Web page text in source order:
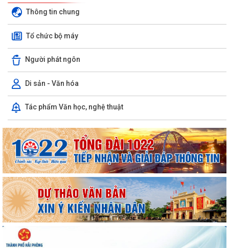
Thông tin chung
Tổ chức bộ máy
Người phát ngôn
Di sản - Văn hóa
Tác phẩm Văn học, nghệ thuật
Ủy ban nhân dân xã Tiên Minh tổ chức thu mua đuôi chuột của nhân
dân nhằm khuyến khích phong trào...
100% hộ dân đồng thuận nhận hỗ trợ giải phóng mặt bằng, Tiên Minh
sẵn sàng khởi công Cụm công...
Hướng dẫn phòng trừ sâu cuốn lá nhỏ bảo vệ lúa vụ Mùa năm 2026
năm 2026
Sử dụng mạng xã hội an toàn trên không gian mạng – chung tay xây
dựng công dân số văn minh tại xã...
Quyết định của UBND thành phố Hải Phòng về việc công bố danh mục
thủ tục hành chính được sửa đổi,...
Công văn của Sở Y tế về việc công khai Quyết định số 3084/QĐUBND
ngày 04/8/2026 của UBND thành phố